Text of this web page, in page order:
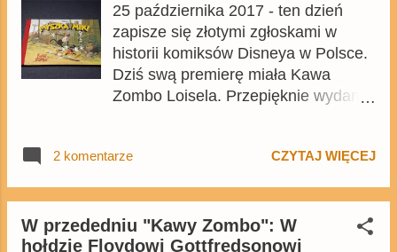
Polska możemy zaprezentować
przykładowe strony z polskiego
wydania. W najbliższym czasie na
blogu pojawi się recenzja albumu.
źródło ilustracji: materiały prasowe -
25 października 2017 - ten dzień
zapisze się złotymi zgłoskami w
historii komiksów Disneya w Polsce.
Dziś swą premierę miała Kawa
Zombo Loisela. Przepięknie wydany
wygląda w rzeczywistości? By się
do galerii zdjęć. Po raz pierwszy
możemy powiedzieć, że wydano
komiks Disneya w pełni
2 komentarze CZYTAJ WIĘCEJ
W przededniu "Kawy Zombo": W
hołdzie Floydowi Gottfredsonowi